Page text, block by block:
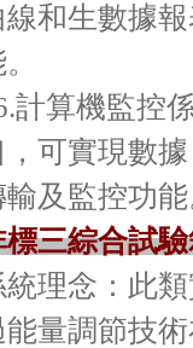
線和生數據
。
計算機監控
，可實現數據
及監控功能
標三綜合試
理念：
能量調節技術